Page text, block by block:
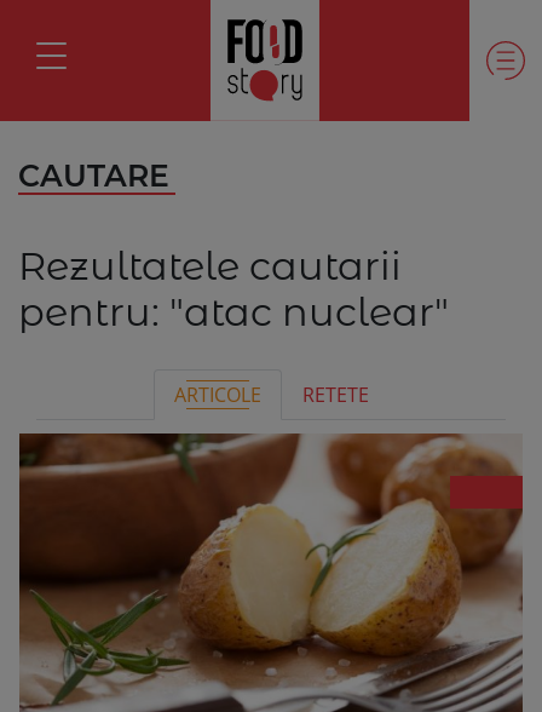
CAUTARE
Rezultatele cautarii
pentru: "atac nuclear"
ARTICOLE RETETE